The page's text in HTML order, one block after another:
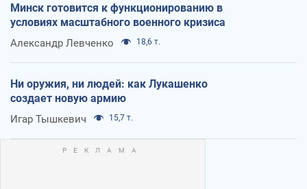
Минск готовится к функционированию в
условиях масштабного военного кризиса
Александр Левченко 18,6 т.
Ни оружия, ни людей: как Лукашенко
создает новую армию
Игар Тышкевич 15,7 т.